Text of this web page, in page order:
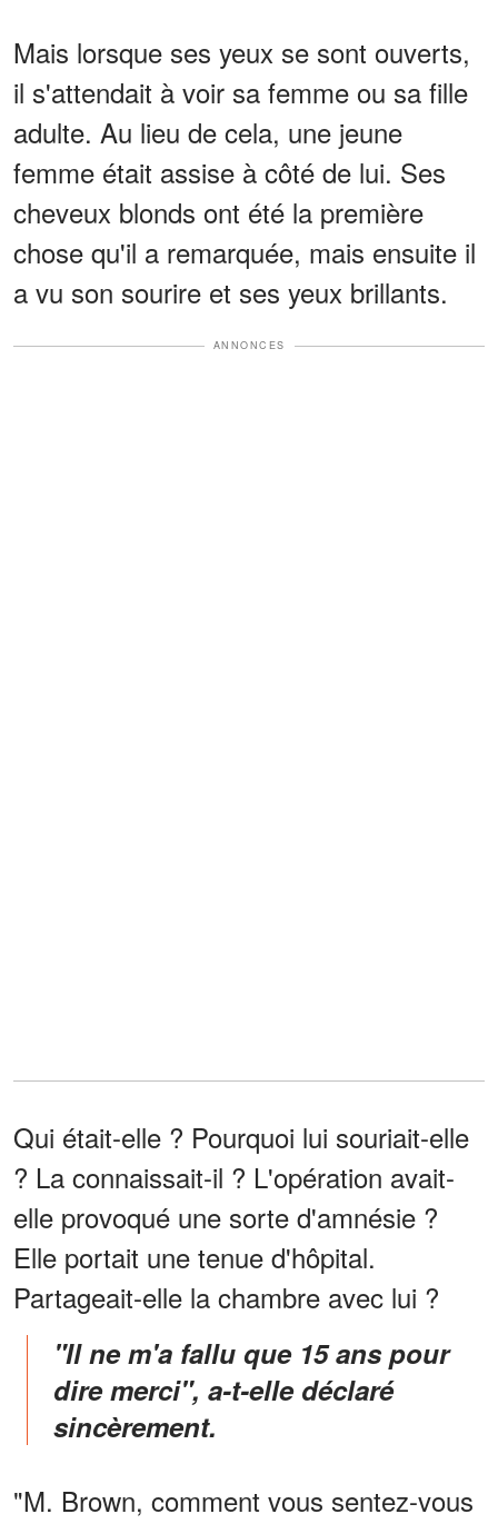
Mais lorsque ses yeux se sont ouverts,
il s'attendait à voir sa femme ou sa fille
adulte. Au lieu de cela, une jeune
femme était assise à côté de lui. Ses
cheveux blonds ont été la première
chose qu'il a remarquée, mais ensuite il
a vu son sourire et ses yeux brillants.
ANNONCES
Qui était-elle ? Pourquoi lui souriait-elle
? La connaissait-il ? L'opération avait-
elle provoqué une sorte d'amnésie ?
Elle portait une tenue d'hôpital.
Partageait-elle la chambre avec lui ?
"Il ne m'a fallu que 15 ans pour
dire merci", a-t-elle déclaré
sincèrement.
"M. Brown, comment vous sentez-vous